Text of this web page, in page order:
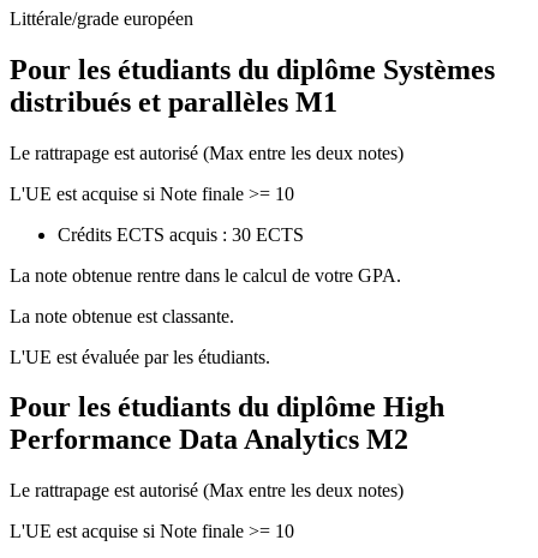
Littérale/grade européen
Pour les étudiants du diplôme Systèmes
distribués et parallèles M1
Le rattrapage est autorisé (Max entre les deux notes)
L'UE est acquise si Note finale >= 10
Crédits ECTS acquis : 30 ECTS
La note obtenue rentre dans le calcul de votre GPA.
La note obtenue est classante.
L'UE est évaluée par les étudiants.
Pour les étudiants du diplôme High
Performance Data Analytics M2
Le rattrapage est autorisé (Max entre les deux notes)
L'UE est acquise si Note finale >= 10